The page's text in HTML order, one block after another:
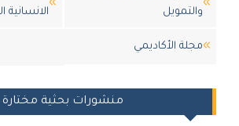
والتمويل
الانسانية
مجلة اﻷكاديمي
منشورات بحثية مختارة